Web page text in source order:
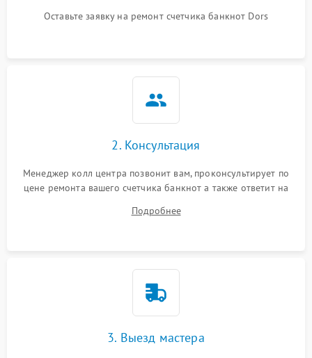
Оставьте заявку на ремонт счетчика банкнот Dors
2. Консультация
Менеджер колл центра позвонит вам, проконсультирует по
цене ремонта вашего счетчика банкнот а также ответит на
Подробнее
3. Выезд мастера